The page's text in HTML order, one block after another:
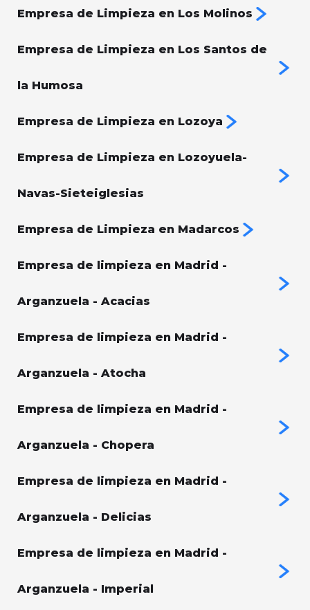
Empresa de Limpieza en Los Molinos
Empresa de Limpieza en Los Santos de
la Humosa
Empresa de Limpieza en Lozoya
Empresa de Limpieza en Lozoyuela-
Navas-Sieteiglesias
Empresa de Limpieza en Madarcos
Empresa de limpieza en Madrid -
Arganzuela - Acacias
Empresa de limpieza en Madrid -
Arganzuela - Atocha
Empresa de limpieza en Madrid -
Arganzuela - Chopera
Empresa de limpieza en Madrid -
Arganzuela - Delicias
Empresa de limpieza en Madrid -
Arganzuela - Imperial